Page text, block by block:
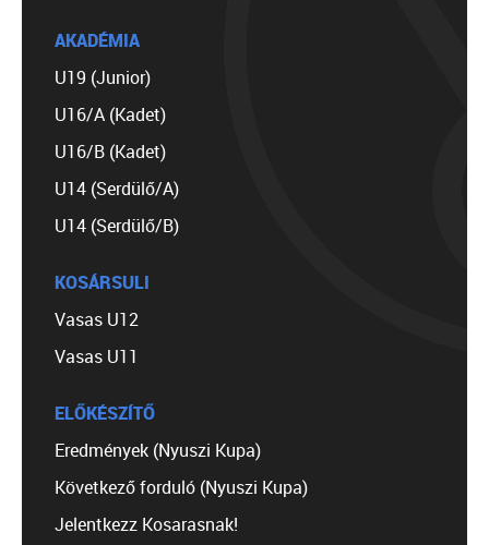
AKADÉMIA
U19 (Junior)
U16/A (Kadet)
U16/B (Kadet)
U14 (Serdülő/A)
U14 (Serdülő/B)
KOSÁRSULI
Vasas U12
Vasas U11
ELŐKÉSZÍTŐ
Eredmények (Nyuszi Kupa)
Következő forduló (Nyuszi Kupa)
Jelentkezz Kosarasnak!